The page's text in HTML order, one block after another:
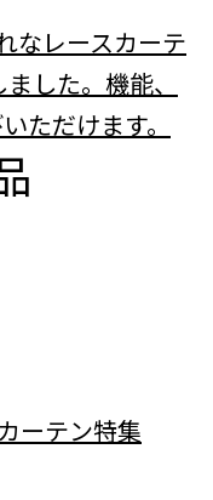
なレースカーテ
した。機能、
ただけます。